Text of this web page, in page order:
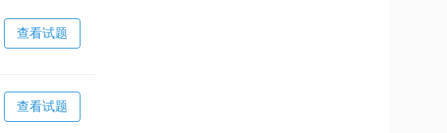
查看试题
查看试题